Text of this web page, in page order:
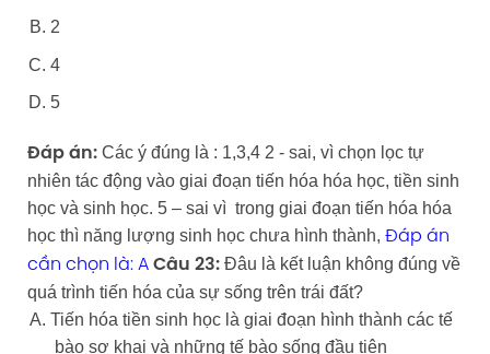
2
4
5
Đáp án:Các ý đúng là : 1,3,4 2 - sai, vì chọn lọc tự
nhiên tác động vào giai đoạn tiến hóa hóa học, tiền sinh
học và sinh học. 5 – sai vì trong giai đoạn tiến hóa hóa
học thì năng lượng sinh học chưa hình thành, Đáp án
cần chọn là: A Câu 23:Đâu là kết luận không đúng về
quá trình tiến hóa của sự sống trên trái đất?
Tiến hóa tiền sinh học là giai đoạn hình thành các tế
bào sơ khai và những tế bào sống đầu tiên